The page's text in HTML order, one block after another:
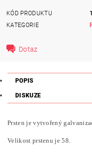
KÓD PRODUKTU
KATEGORIE
Dotaz
POPIS
DISKUZE
Prsten je vytvořený
Velikost prstenu je 58.